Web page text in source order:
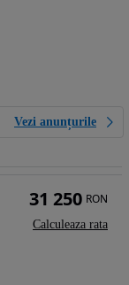
Vezi anunțurile
31 250 RON
Calculeaza rata